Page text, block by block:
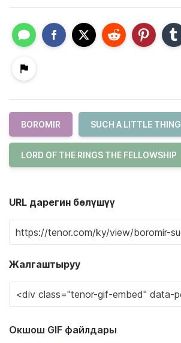
BOROMIR SUCH A LITTLE THING
LORD OF THE RINGS THE FELLOWSHIP
URL дарегин бөлүшүү
Жалгаштыруу
Окшош GIF файлдары